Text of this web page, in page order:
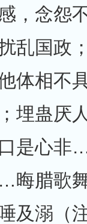
，念怨
乱国政
体相不
埋蛊厌
是心非
晦腊歌
及溺（